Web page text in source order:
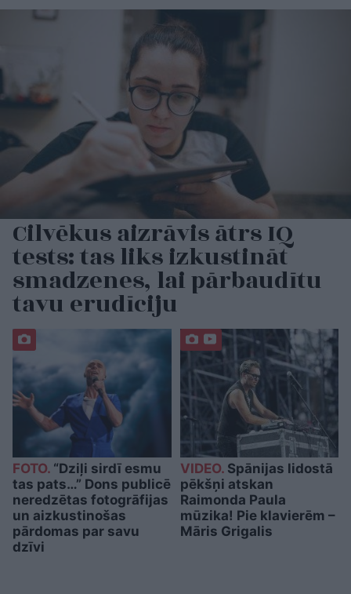
Cilvēkus aizrāvis ātrs IQ
tests: tas liks izkustināt
smadzenes, lai pārbaudītu
tavu erudīciju
FOTO. “Dziļi sirdī esmu
tas pats…” Dons publicē
neredzētas fotogrāfijas
un aizkustinošas
pārdomas par savu
dzīvi
VIDEO.Spānijas lidostā
pēkšņi atskan
Raimonda Paula
mūzika! Pie klavierēm –
Māris Grigalis